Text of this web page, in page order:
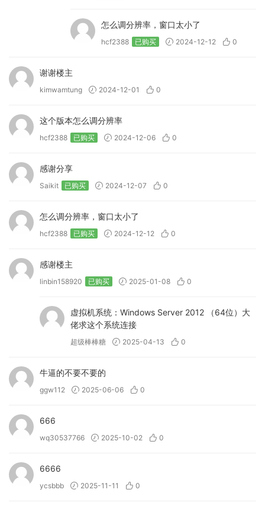
怎么调分辨率，窗口太小了
hcf2388 已购买 2024-12-12 0
谢谢楼主
kimwamtung 2024-12-01 0
这个版本怎么调分辨率
hcf2388 已购买 2024-12-06 0
感谢分享
Saikit 已购买 2024-12-07 0
怎么调分辨率，窗口太小了
hcf2388 已购买 2024-12-12 0
感谢楼主
linbin158920 已购买 2025-01-08 0
虚拟机系统：Windows Server 2012 （64位）大
佬求这个系统连接
超级棒棒糖 2025-04-13 0
牛逼的不要不要的
ggw112 2025-06-06 0
666
wq30537766 2025-10-02 0
6666
ycsbbb 2025-11-11 0